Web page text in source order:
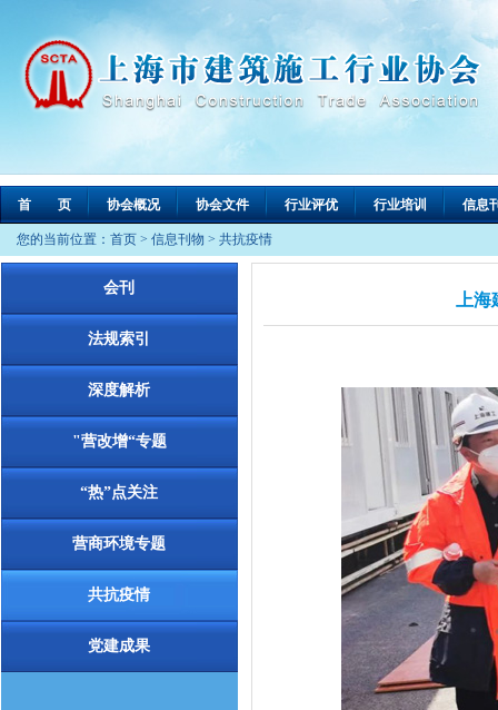
首 页 协会概况 协会文件 行业评优 行业培训 信息
您的当前位置： 首页 > 信息刊物 > 共抗疫情
会刊
法规索引
深度解析
"营改增“专题
“热”点关注
营商环境专题
共抗疫情
党建成果
上